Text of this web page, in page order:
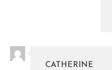
CATHERINE